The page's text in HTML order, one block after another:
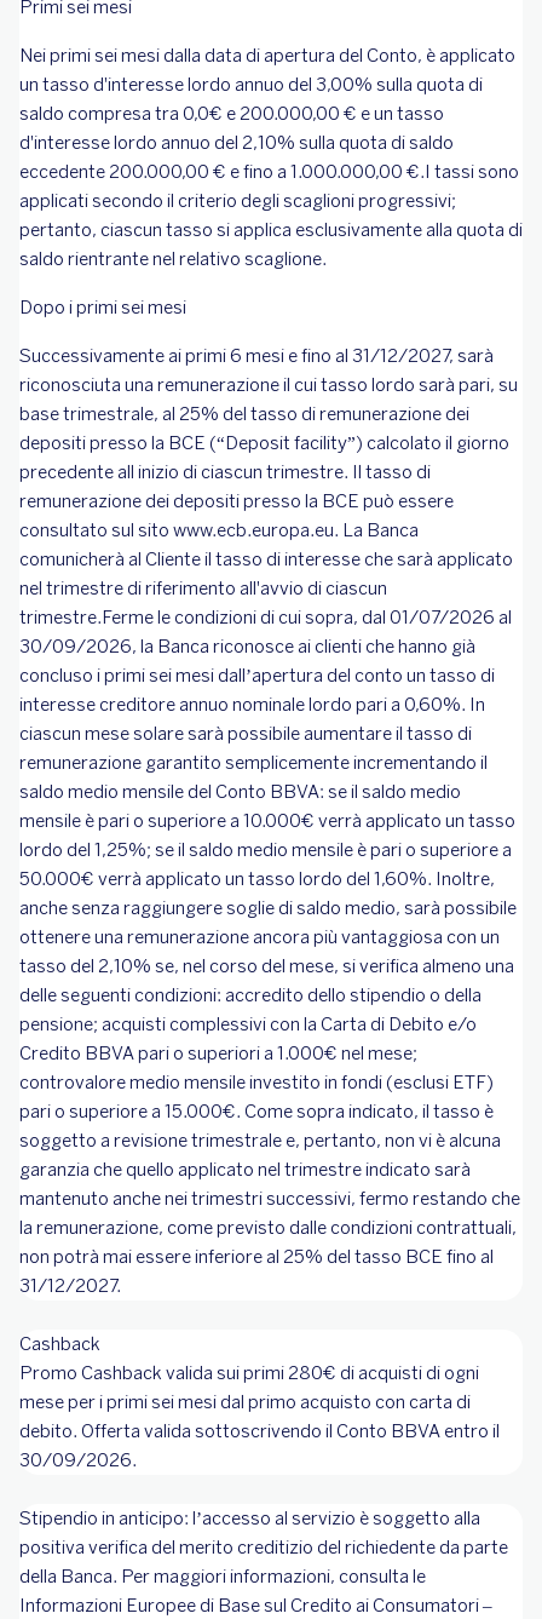
Primi sei mesi
Nei primi sei mesi dalla data di apertura del Conto, è applicato
un tasso d'interesse lordo annuo del 3,00% sulla quota di
saldo compresa tra 0,0€ e 200.000,00 € e un tasso
d'interesse lordo annuo del 2,10% sulla quota di saldo
eccedente 200.000,00 € e fino a 1.000.000,00 €.I tassi sono
applicati secondo il criterio degli scaglioni progressivi;
pertanto, ciascun tasso si applica esclusivamente alla quota di
saldo rientrante nel relativo scaglione.
Dopo i primi sei mesi
Successivamente ai primi 6 mesi e fino al 31/12/2027, sarà
riconosciuta una remunerazione il cui tasso lordo sarà pari, su
base trimestrale, al 25% del tasso di remunerazione dei
depositi presso la BCE (“Deposit facility”) calcolato il giorno
precedente all inizio di ciascun trimestre. Il tasso di
remunerazione dei depositi presso la BCE può essere
consultato sul sito www.ecb.europa.eu. La Banca
comunicherà al Cliente il tasso di interesse che sarà applicato
nel trimestre di riferimento all'avvio di ciascun
trimestre.Ferme le condizioni di cui sopra, dal 01/07/2026 al
30/09/2026, la Banca riconosce ai clienti che hanno già
concluso i primi sei mesi dall’apertura del conto un tasso di
interesse creditore annuo nominale lordo pari a 0,60%. In
ciascun mese solare sarà possibile aumentare il tasso di
remunerazione garantito semplicemente incrementando il
saldo medio mensile del Conto BBVA: se il saldo medio
mensile è pari o superiore a 10.000€ verrà applicato un tasso
lordo del 1,25%; se il saldo medio mensile è pari o superiore a
50.000€ verrà applicato un tasso lordo del 1,60%. Inoltre,
anche senza raggiungere soglie di saldo medio, sarà possibile
ottenere una remunerazione ancora più vantaggiosa con un
tasso del 2,10% se, nel corso del mese, si verifica almeno una
delle seguenti condizioni: accredito dello stipendio o della
pensione; acquisti complessivi con la Carta di Debito e/o
Credito BBVA pari o superiori a 1.000€ nel mese;
controvalore medio mensile investito in fondi (esclusi ETF)
pari o superiore a 15.000€. Come sopra indicato, il tasso è
soggetto a revisione trimestrale e, pertanto, non vi è alcuna
garanzia che quello applicato nel trimestre indicato sarà
mantenuto anche nei trimestri successivi, fermo restando che
la remunerazione, come previsto dalle condizioni contrattuali,
non potrà mai essere inferiore al 25% del tasso BCE fino al
31/12/2027.
Cashback
Promo Cashback valida sui primi 280€ di acquisti di ogni
mese per i primi sei mesi dal primo acquisto con carta di
debito. Offerta valida sottoscrivendo il Conto BBVA entro il
30/09/2026.
Stipendio in anticipo: l’accesso al servizio è soggetto alla
positiva verifica del merito creditizio del richiedente da parte
della Banca. Per maggiori informazioni, consulta le
Informazioni Europee di Base sul Credito ai Consumatori –